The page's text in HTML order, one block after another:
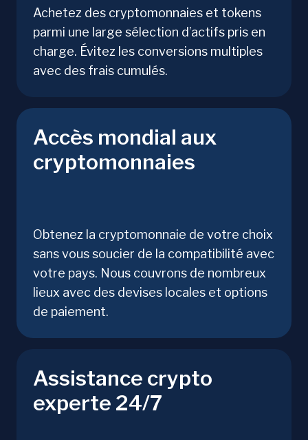
Achetez des cryptomonnaies et tokens
parmi une large sélection d’actifs pris en
charge. Évitez les conversions multiples
avec des frais cumulés.
Accès mondial aux
cryptomonnaies
Obtenez la cryptomonnaie de votre choix
sans vous soucier de la compatibilité avec
votre pays. Nous couvrons de nombreux
lieux avec des devises locales et options
de paiement.
Assistance crypto
experte 24/7